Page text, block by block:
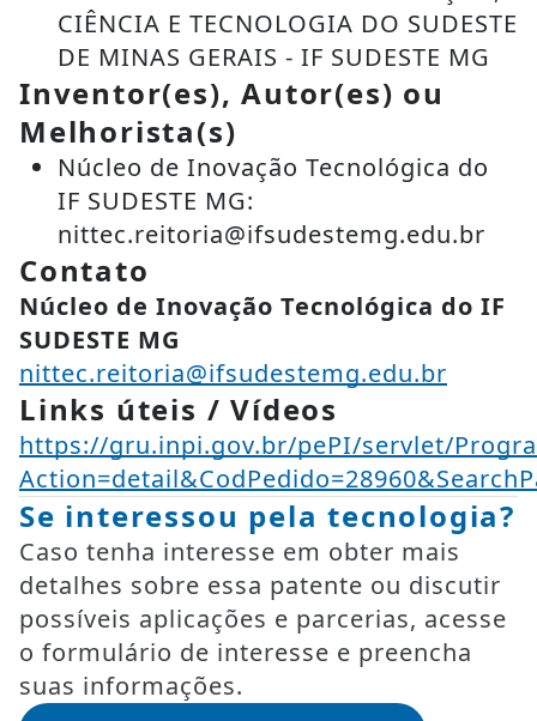
CIÊNCIA E TECNOLOGIA DO SUDESTE
DE MINAS GERAIS - IF SUDESTE MG
Inventor(es), Autor(es) ou
Melhorista(s)
Núcleo de Inovação Tecnológica do
IF SUDESTE MG:
nittec.reitoria@ifsudestemg.edu.br
Contato
Núcleo de Inovação Tecnológica do IF
SUDESTE MG
nittec.reitoria@ifsudestemg.edu.br
Links úteis / Vídeos
https://gru.inpi.gov.br/pePI/servlet/
Se interessou pela tecnologia?
Caso tenha interesse em obter mais
detalhes sobre essa patente ou discutir
possíveis aplicações e parcerias, acesse
o formulário de interesse e preencha
suas informações.